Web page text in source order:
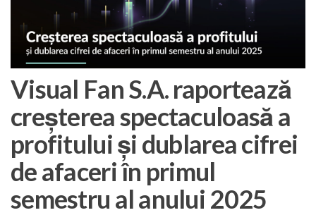
Visual Fan S.A. raportează
creșterea spectaculoasă a
profitului și dublarea cifrei
de afaceri în primul
semestru al anului 2025